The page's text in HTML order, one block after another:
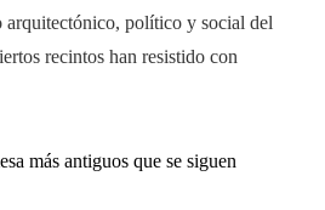
arquitectónico, político y social del
recintos han resistido con